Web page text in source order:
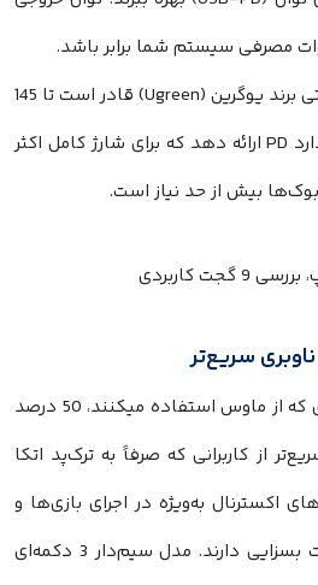
مصرفی سیستم شما برابر باشد.
شارژر 25000 میلی‌آمپر ساعتی برند یوگرین (Ugreen) قادر است تا 145
وات جریان را از طریق استاندارد PD ارائه دهد که برای شارژ کامل اکثر
بیش از حد نیاز است.
آمارها نشان میدهند افرادی که از ماوس استفاده میکنند، 50 درصد
و 30 درصد سریع‌تر از کاربرانی که صرفاً به ترک‌پد اتکا
اکسترنال به‌ویژه در اجرای بازی‌ها و
نرم‌افزارهای گرافیکی اهمیت بسزایی دارند. مدل سیم‌دار 3 دکمه‌ای